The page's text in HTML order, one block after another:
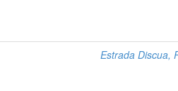
Estrada Discua,